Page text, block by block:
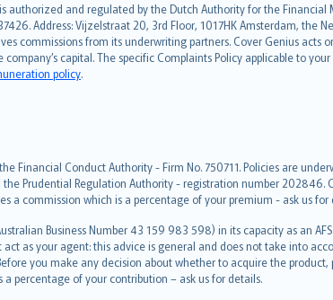
is authorized and regulated by the Dutch Authority for the
Address: Vijzelstraat 20, 3rd Floor, 1017HK Amsterdam, the
commissions from its underwriting partners. Cover Genius acts
capital. The specific Complaints Policy applicable to
policy.
Financial Conduct Authority - Firm No. 750711. Policies are
Prudential Regulation Authority - registration number 202846.
a commission which is a percentage of your premium - ask us for
Business Number 43 159 983 598) in its capacity as an
as your agent: this advice is general and does not take into
you make any decision about whether to acquire the product,
percentage of your contribution – ask us for details.